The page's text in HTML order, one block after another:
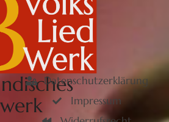
Datenschutzerklärung
Impressum